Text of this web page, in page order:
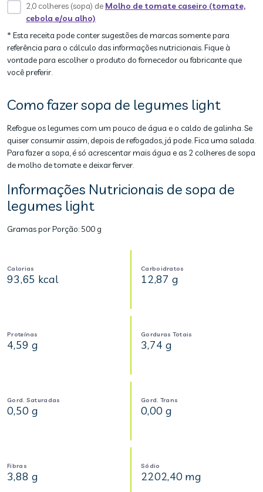
2,0 colheres (sopa) de Molho de tomate caseiro (tomate,
cebola e/ou alho)
* Esta receita pode conter sugestões de marcas somente para
referência para o cálculo das informações nutricionais. Fique à
vontade para escolher o produto do fornecedor ou fabricante que
você preferir.
Como fazer sopa de legumes light
Refogue os legumes com um pouco de água e o caldo de galinha. Se
quiser consumir assim, depois de refogados, já pode. Fica uma salada.
Para fazer a sopa, é só acrescentar mais água e as 2 colheres de sopa
de molho de tomate e deixar ferver.
Informações Nutricionais de sopa de
legumes light
Gramas por Porção:500 g
Calorias
93,65 kcal
Carboidratos
12,87 g
Proteínas
4,59 g
Gorduras Totais
3,74 g
Gord. Saturadas
0,50 g
Gord. Trans
0,00 g
Fibras
3,88 g
Sódio
2202,40 mg